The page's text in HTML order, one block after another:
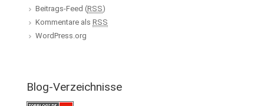
Beitrags-Feed (RSS)
Kommentare als RSS
WordPress.org
Blog-Verzeichnisse